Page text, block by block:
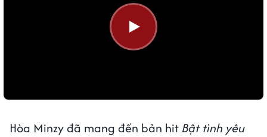
Hòa Minzy đã mang đến bản hit Bật tình yêu